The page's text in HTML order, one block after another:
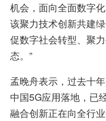
机会，面向全面数字
该聚力技术创新共建
促数字社会转型、聚
态。”
孟晚舟表示，过去十
中国5G应用落地，已
融合创新正在向全行